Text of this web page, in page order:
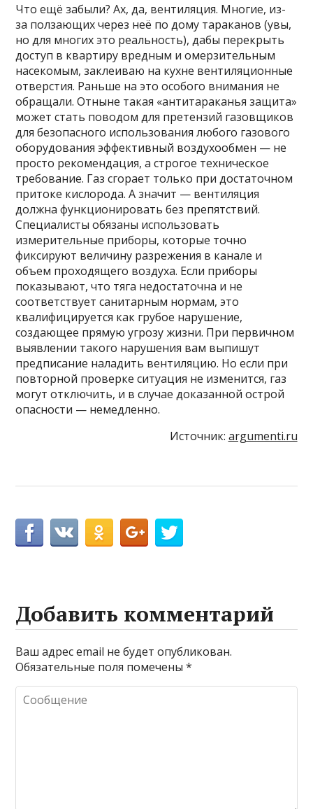
Что ещё забыли? Ах, да, вентиляция. Многие, из-
за ползающих через неё по дому тараканов (увы,
но для многих это реальность), дабы перекрыть
доступ в квартиру вредным и омерзительным
насекомым, заклеиваю на кухне вентиляционные
отверстия. Раньше на это особого внимания не
обращали. Отныне такая «антитараканья защита»
может стать поводом для претензий газовщиков
для безопасного использования любого газового
оборудования эффективный воздухообмен — не
просто рекомендация, а строгое техническое
требование. Газ сгорает только при достаточном
притоке кислорода. А значит — вентиляция
должна функционировать без препятствий.
Специалисты обязаны использовать
измерительные приборы, которые точно
фиксируют величину разрежения в канале и
объем проходящего воздуха. Если приборы
показывают, что тяга недостаточна и не
соответствует санитарным нормам, это
квалифицируется как грубое нарушение,
создающее прямую угрозу жизни. При первичном
выявлении такого нарушения вам выпишут
предписание наладить вентиляцию. Но если при
повторной проверке ситуация не изменится, газ
могут отключить, и в случае доказанной острой
опасности — немедленно.
Источник: argumenti.ru
Добавить комментарий
Ваш адрес email не будет опубликован.
Обязательные поля помечены*